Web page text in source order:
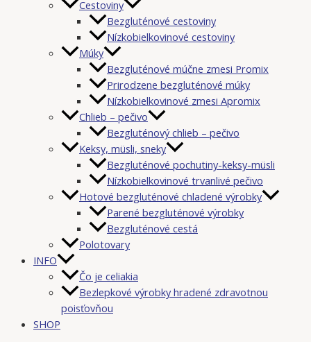
Cestoviny
Bezgluténové cestoviny
Nízkobielkovinové cestoviny
Múky
Bezgluténové múčne zmesi Promix
Prirodzene bezgluténové múky
Nízkobielkovinové zmesi Apromix
Chlieb – pečivo
Bezgluténový chlieb – pečivo
Keksy, müsli, sneky
Bezgluténové pochutiny-keksy-müsli
Nízkobielkovinové trvanlivé pečivo
Hotové bezgluténové chladené výrobky
Parené bezgluténové výrobky
Bezgluténové cestá
Polotovary
INFO
Čo je celiakia
Bezlepkové výrobky hradené zdravotnou
poisťovňou
SHOP